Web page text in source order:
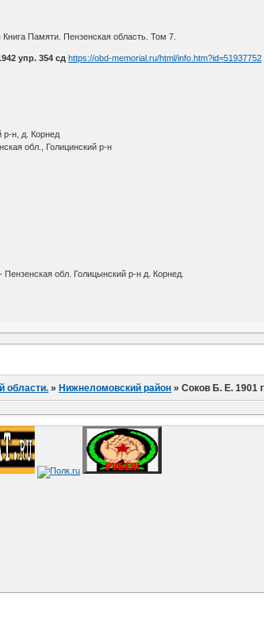
Памяти. Пензенская область. Том 7.
упр. 354 сд https://obd-memorial.ru/html/info.htm?id=51937752
р-н, д. Корнед
обл., Голицинский р-н
обл. Голицынский р-н д. Корнед.
области. » Нижнеломовский район »Соков Б. Е. 1901